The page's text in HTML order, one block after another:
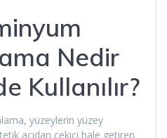
Nedir
Kullanılır?
yüzeylerin yüzey
açıdan çekici hale getiren